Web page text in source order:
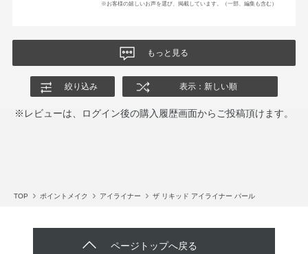
※お客様の嬉しいお声を選び、掲載しています。（一部、編集も含む）
もっと見る
絞り込み 表示：新しい順
※レビューは、ログイン後の購入履歴画面からご投稿頂けます。
TOP ポイントメイク アイライナー ザ リキッド アイライナー パール
ページトップへ戻る